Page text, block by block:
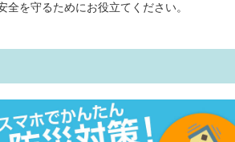
を守るためにお役立てください。